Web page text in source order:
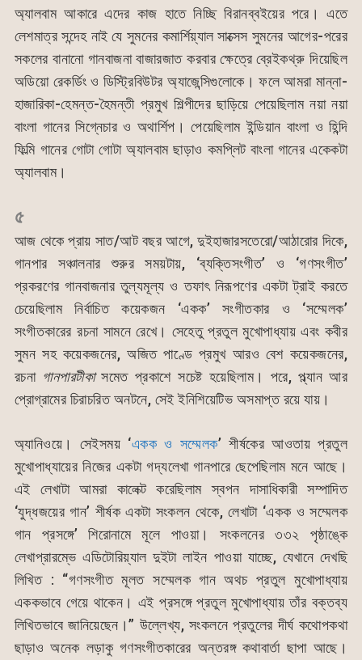
অ্যালবাম আকারে এদের কাজ হাতে নিচ্ছি বিরানব্বইয়ের পরে। এতে
লেশমাত্র সন্দেহ নাই যে সুমনের কমার্শিয়্যাল সাক্সেস সুমনের আগের-পরের
সকলের বানানো গানবাজনা বাজারজাত করবার ক্ষেত্রে ব্রেইকথ্রু দিয়েছিল
অডিয়ো রেকর্ডিং ও ডিস্ট্রিবিউটর অ্যাজেন্সিগুলোকে। ফলে আমরা মান্না-
হাজারিকা-হেমন্ত-হৈমন্তী প্রমুখ শিল্পীদের ছাড়িয়ে পেয়েছিলাম নয়া নয়া
বাংলা গানের সিগ্নেচার ও অথার্শিপ। পেয়েছিলাম ইন্ডিয়ান বাংলা ও হিন্দি
ফিল্মি গানের গোটা গোটা অ্যালবাম ছাড়াও কমপ্লিট বাংলা গানের একেকটা
অ্যালবাম।
৫
আজ থেকে প্রায় সাত/আট বছর আগে, দুইহাজারসতেরো/আঠারোর দিকে,
গানপার সঞ্চালনার শুরুর সময়টায়, ‘ব্যক্তিসংগীত’ ও ‘গণসংগীত’
প্রকরণের গানবাজনার তুল্যমূল্য ও তফাৎ নিরূপণের একটা ট্রাই করতে
চেয়েছিলাম নির্বাচিত কয়েকজন ‘একক’ সংগীতকার ও ‘সম্মেলক’
সংগীতকারের রচনা সামনে রেখে। সেহেতু প্রতুল মুখোপাধ্যায় এবং কবীর
সুমন সহ কয়েকজনের, অজিত পাণ্ডে প্রমুখ আরও বেশ কয়েকজনের,
রচনা গানপারটীকাসমেত প্রকাশে সচেষ্ট হয়েছিলাম। পরে, প্ল্যান আর
প্রোগ্রামের চিরাচরিত অনটনে, সেই ইনিশিয়েটিভ অসমাপ্ত রয়ে যায়।
অ্যানিওয়ে। সেইসময় ‘একক ও সম্মেলক’ শীর্ষকের আওতায় প্রতুল
মুখোপাধ্যায়ের নিজের একটা গদ্যলেখা গানপারে ছেপেছিলাম মনে আছে।
এই লেখাটা আমরা কালেক্ট করেছিলাম স্বপন দাসাধিকারী সম্পাদিত
‘যুদ্ধজয়ের গান’ শীর্ষক একটা সংকলন থেকে, লেখাটা ‘একক ও সম্মেলক
গান প্রসঙ্গে’ শিরোনামে মূলে পাওয়া। সংকলনের ৩৩২ পৃষ্ঠাঙ্কে
লেখাপ্রারম্ভে এডিটোরিয়্যাল দুইটা লাইন পাওয়া যাচ্ছে, যেখানে দেখছি
লিখিত : “গণসংগীত মূলত সম্মেলক গান অথচ প্রতুল মুখোপাধ্যায়
এককভাবে গেয়ে থাকেন। এই প্রসঙ্গে প্রতুল মুখোপাধ্যায় তাঁর বক্তব্য
লিখিতভাবে জানিয়েছেন।” উল্লেখ্য, সংকলনে প্রতুলের দীর্ঘ কথোপকথা
ছাড়াও অনেক লড়াকু গণসংগীতকারের অন্তরঙ্গ কথাবার্তা ছাপা আছে।